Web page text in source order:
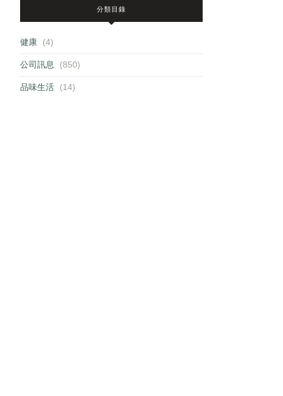
分類目錄
健康 (4)
公司訊息 (850)
品味生活 (14)